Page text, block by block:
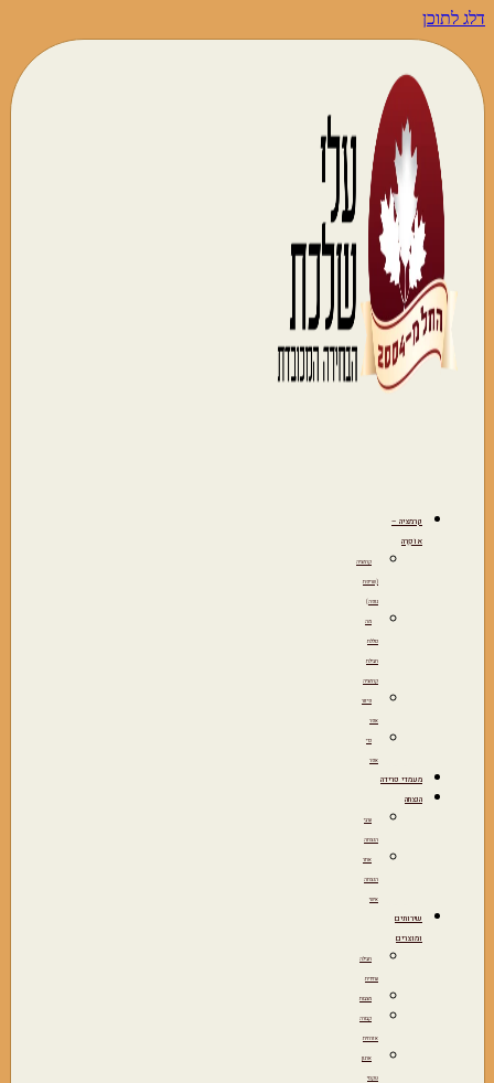
דלג לתוכן
קרמציה –
אוֹפְרָה
קרמציה
(שריפת
גופה)
מה
כוללת
חבילת
קרמציה
פיזור
אפר
כדי
אפר
מעמדי פרידה
הנצחה
ערבי
הנצחה
אתר
הנצחה
אישי
שירותים
ומוצרים
חבילה
עתידית
מצבות
קבורה
אזרחית
ארגון
טקסי